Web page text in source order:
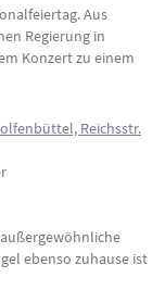
Aus
Regierung in
Konzert zu einem
Reichsstr.
ebenso zuhause ist